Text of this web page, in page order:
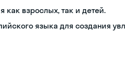
как взрослых, так и детей.
языка для создания